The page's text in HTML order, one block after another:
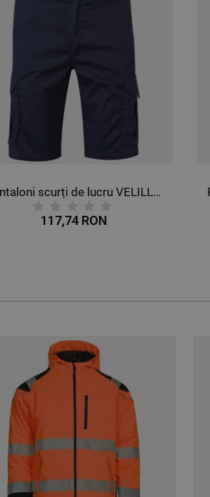
Pantaloni de lucru PRISMA VARĂ GRI/PORTOCALIU
72,65 RON